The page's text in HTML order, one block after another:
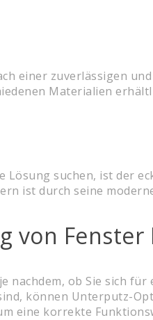
einer zuverlässigen
Materialien
suchen, ist der
ist durch seine
von Fenster
nachdem, ob Sie sich
können Unterputz-
eine korrekte